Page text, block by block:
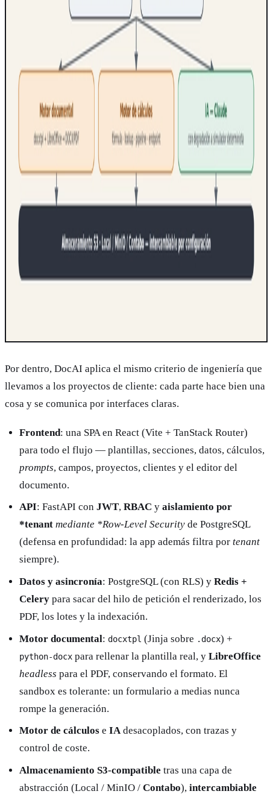
Por dentro, DocAI aplica el mismo criterio de ingeniería que
llevamos a los proyectos de cliente: cada parte hace bien una
cosa y se comunica por interfaces claras.
Frontend: una SPA en React (Vite + TanStack Router)
para todo el flujo — plantillas, secciones, datos, cálculos,
prompts, campos, proyectos, clientes y el editor del
documento.
API: FastAPI con JWT, RBAC y aislamiento por
*tenantmediante *Row-Level Securityde PostgreSQL
(defensa en profundidad: la app además filtra por tenant
siempre).
Datos y asincronía: PostgreSQL (con RLS) y Redis +
Celerypara sacar del hilo de petición el renderizado, los
PDF, los lotes y la indexación.
Motor documental: docxtpl (Jinja sobre .docx) +
python-docxpara rellenar la plantilla real, y LibreOffice
headless para el PDF, conservando el formato. El
sandbox es tolerante: un formulario a medias nunca
rompe la generación.
Motor de cálculose IAdesacoplados, con trazas y
control de coste.
Almacenamiento S3-compatible tras una capa de
abstracción (Local / MinIO / Contabo), intercambiable